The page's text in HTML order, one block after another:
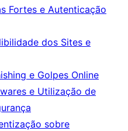
Fortes e Autenticação
dos Sites e
e Golpes Online
e Utilização de
sobre